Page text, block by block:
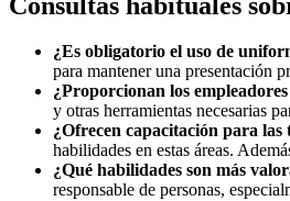
¿Es obligatorio el uso de
para mantener una presentación
¿Proporcionan los
y otras herramientas necesarias
¿Ofrecen capacitación para las
habilidades en estas áreas.
¿Qué habilidades son más
responsable de personas,